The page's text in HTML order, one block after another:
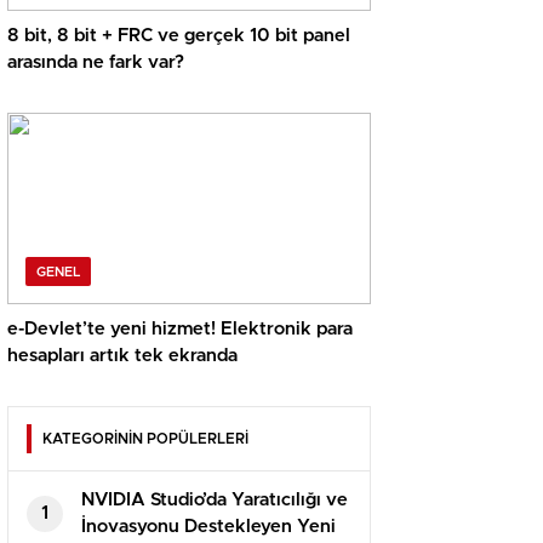
8 bit, 8 bit + FRC ve gerçek 10 bit panel
arasında ne fark var?
GENEL
e-Devlet’te yeni hizmet! Elektronik para
hesapları artık tek ekranda
KATEGORİNİN POPÜLERLERİ
1
NVIDIA Studio’da Yaratıcılığı ve
İnovasyonu Destekleyen Yeni